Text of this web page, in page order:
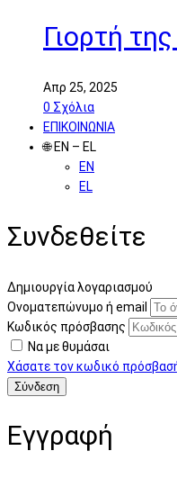
Γιορτή
Απρ 25, 2025
0 Σχόλια
ΕΠΙΚΟΙΝΩΝΙΑ
🌐 EN – EL
EN
EL
Συνδεθείτε
Δημιουργία λογαριασμού
Ονοματεπώνυμο ή email
Κωδικός πρόσβασης
Να με θυμάσαι
Χάσατε τον κωδικό
Εγγραφή